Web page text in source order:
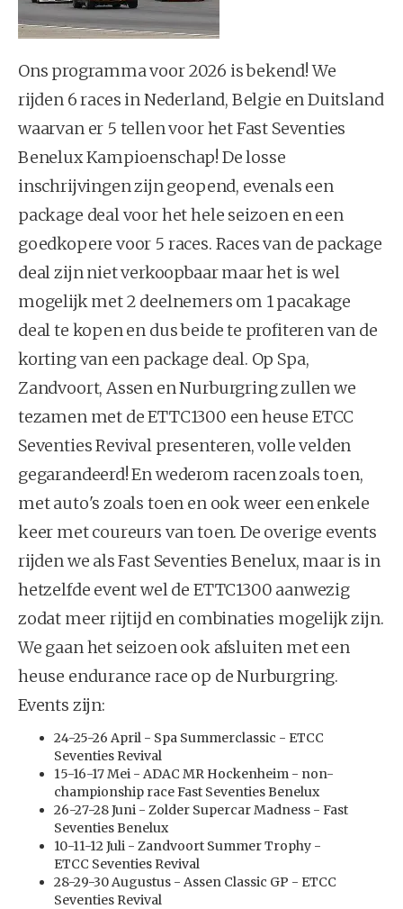
Ons programma voor 2026 is bekend! We
rijden 6 races in Nederland, Belgie en Duitsland
waarvan er 5 tellen voor het Fast Seventies
Benelux Kampioenschap! De losse
inschrijvingen zijn geopend, evenals een
package deal voor het hele seizoen en een
goedkopere voor 5 races. Races van de package
deal zijn niet verkoopbaar maar het is wel
mogelijk met 2 deelnemers om 1 pacakage
deal te kopen en dus beide te profiteren van de
korting van een package deal. Op Spa,
Zandvoort, Assen en Nurburgring zullen we
tezamen met de ETTC1300 een heuse ETCC
Seventies Revival presenteren, volle velden
gegarandeerd! En wederom racen zoals toen,
met auto's zoals toen en ook weer een enkele
keer met coureurs van toen. De overige events
rijden we als Fast Seventies Benelux, maar is in
hetzelfde event wel de ETTC1300 aanwezig
zodat meer rijtijd en combinaties mogelijk zijn.
We gaan het seizoen ook afsluiten met een
heuse endurance race op de Nurburgring.
Events zijn:
24-25-26 April - Spa Summerclassic - ETCC
Seventies Revival
15-16-17 Mei - ADAC MR Hockenheim - non-
championship race Fast Seventies Benelux
26-27-28 Juni - Zolder Supercar Madness - Fast
Seventies Benelux
10-11-12 Juli - Zandvoort Summer Trophy -
ETCC Seventies Revival
28-29-30 Augustus - Assen Classic GP - ETCC
Seventies Revival